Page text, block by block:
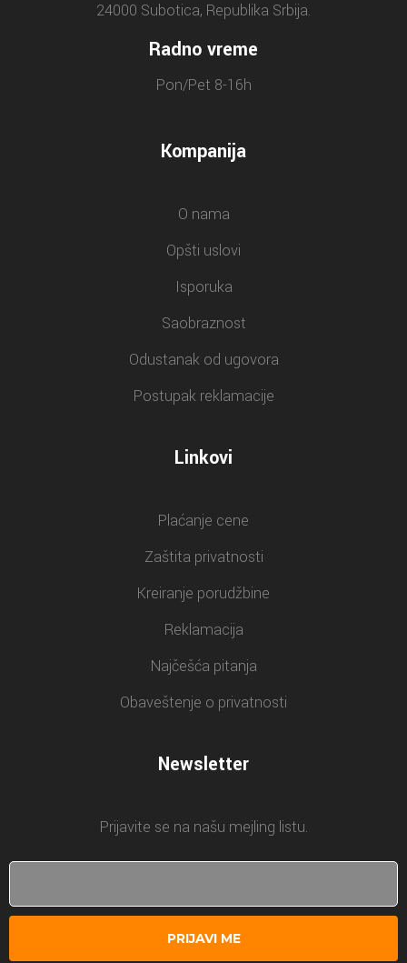
24000 Subotica, Republika Srbija.
Radno vreme
Pon/Pet 8-16h
Kompanija
O nama
Opšti uslovi
Isporuka
Saobraznost
Odustanak od ugovora
Postupak reklamacije
Linkovi
Plaćanje cene
Zaštita privatnosti
Kreiranje porudžbine
Reklamacija
Najčešća pitanja
Obaveštenje o privatnosti
Newsletter
Prijavite se na našu mejling listu.
PRIJAVI ME